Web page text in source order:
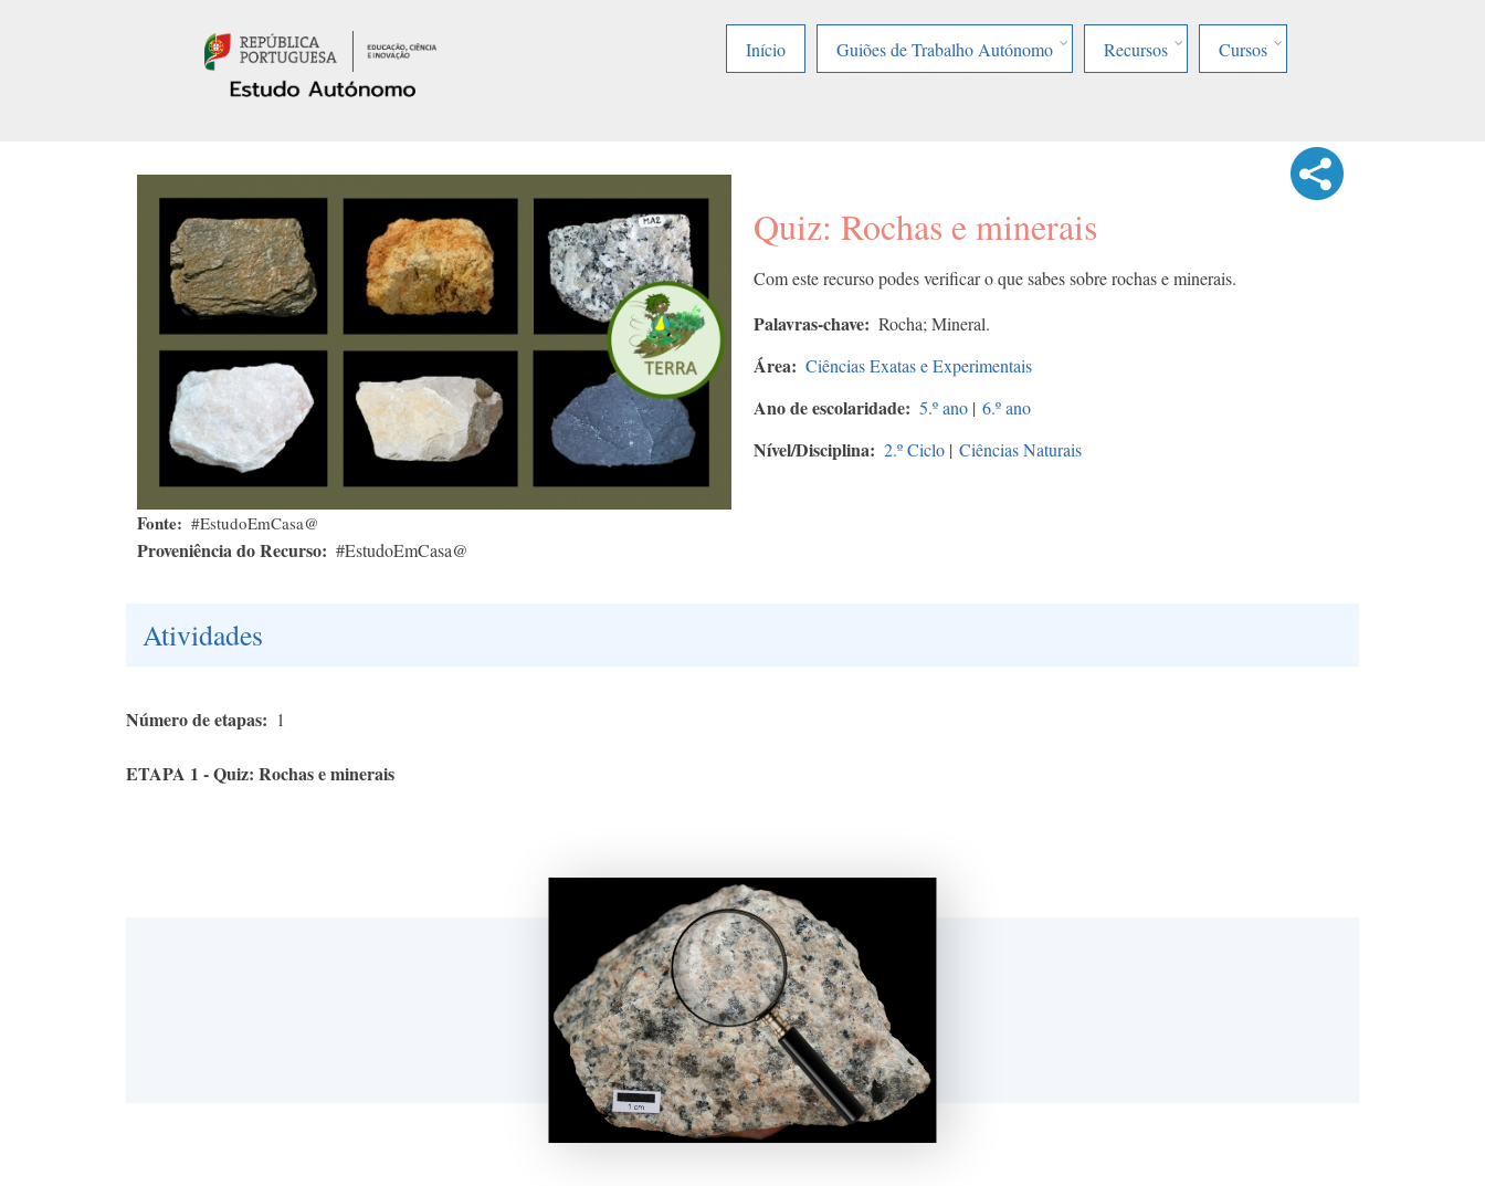
Início
Guiões de Trabalho Autónomo Recursos Cursos
Fonte #EstudoEmCasa@
Proveniência do Recurso #EstudoEmCasa@
Quiz: Rochas e minerais
Com este recurso podes verificar o que sabes sobre rochas e minerais.
Palavras-chave Rocha; Mineral.
Área Ciências Exatas e Experimentais
Ano de escolaridade 5.º ano | 6.º ano
Nível/Disciplina 2.º Ciclo | Ciências Naturais
Atividades
Número de etapas 1
ETAPA 1 - Quiz: Rochas e minerais